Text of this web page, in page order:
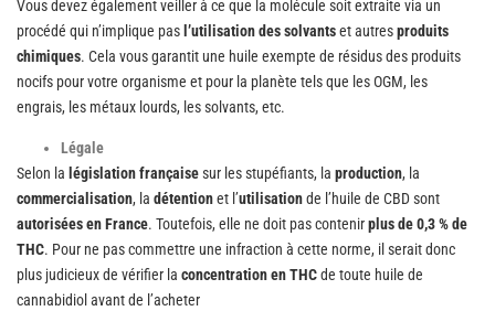
Vous devez également veiller à ce que la molécule soit extraite via un
procédé qui n’implique pas l’utilisation des solvantset autresproduits
chimiques. Cela vous garantit une huile exempte de résidus des produits
nocifs pour votre organisme et pour la planète tels que les OGM, les
engrais, les métaux lourds, les solvants, etc.
Légale
Selon la législation françaisesur les stupéfiants, la production, la
commercialisation, la détentionet l’utilisationde l’huile de CBD sont
autorisées en France. Toutefois, elle ne doit pas contenirplus de 0,3 % de
THC. Pour ne pas commettre une infraction à cette norme, il serait donc
plus judicieux de vérifier la concentration en THCde toute huile de
cannabidiol avant de l’acheter